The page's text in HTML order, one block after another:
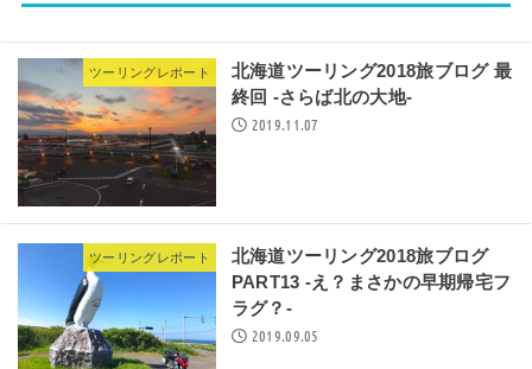
ツーリングレポート
北海道ツーリング2018旅ブログ 最
終回 -さらば北の大地-
2019.11.07
ツーリングレポート
北海道ツーリング2018旅ブログ
PART13 -え？まさかの早期帰宅フ
ラグ？-
2019.09.05